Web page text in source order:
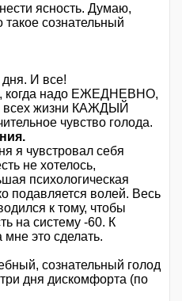
ясность. Думаю,
сознательный
дня. И все!
когда надо ЕЖЕДНЕВНО,
всех жизни КАЖДЫЙ
чувство голода.
я чувстровал себя
не хотелось,
психологическая
подавляется волей. Весь
к тому, чтобы
на систему -60. К
это сделать.
сознательный голод
дня дискомфорта (по